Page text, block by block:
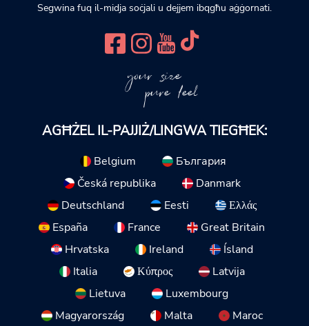
Segwina fuq il-midja soċjali u dejjem ibqgħu aġġornati.
your size
pure feel
AGĦŻEL IL-PAJJIŻ/LINGWA TIEGĦEK:
Belgium
България
Česká republika
Danmark
Deutschland
Eesti
Ελλάς
España
France
Great Britain
Hrvatska
Ireland
Ísland
Italia
Κύπρος
Latvija
Lietuva
Luxembourg
Magyarország
Malta
Maroc